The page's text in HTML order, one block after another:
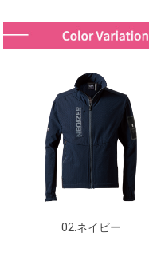
02.ネイビー